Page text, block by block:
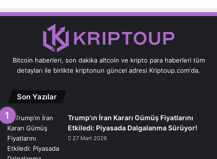
Bitcoin haberleri, son dakika altcoin ve kripto para haberleri tüm
detayları ile birlikte kriptonun güncel adresi Kriptoup.com'da.
Son Yazılar
Trump’ın İran Kararı Gümüş Fiyatlarını
Etkiledi: Piyasada Dalgalanma Sürüyor!
27 Mart 2026